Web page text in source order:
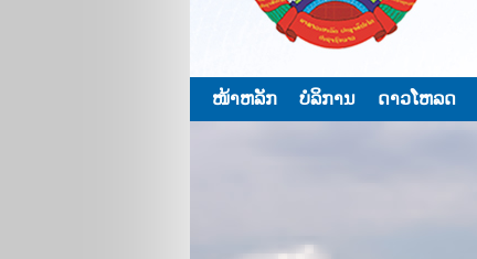
ໜ້າຫລັກ ບໍລິການ ດາວໂຫລດ